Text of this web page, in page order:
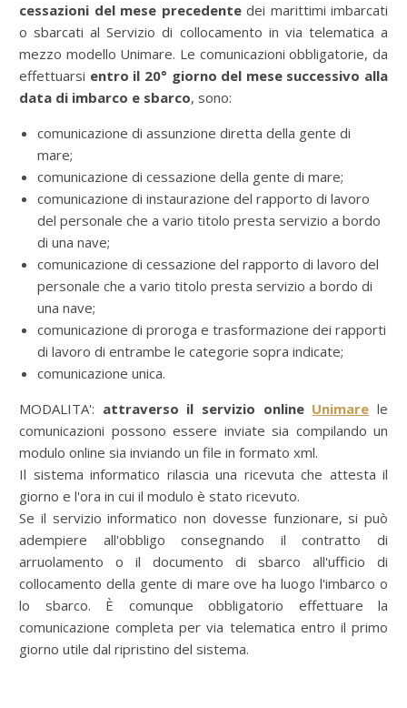
cessazioni del mese precedentedei marittimi imbarcati
o sbarcati al Servizio di collocamento in via telematica a
mezzo modello Unimare. Le comunicazioni obbligatorie, da
effettuarsi entro il 20° giorno del mese successivo alla
data di imbarco e sbarco, sono:
comunicazione di assunzione diretta della gente di
mare;
comunicazione di cessazione della gente di mare;
comunicazione di instaurazione del rapporto di lavoro
del personale che a vario titolo presta servizio a bordo
di una nave;
comunicazione di cessazione del rapporto di lavoro del
personale che a vario titolo presta servizio a bordo di
una nave;
comunicazione di proroga e trasformazione dei rapporti
di lavoro di entrambe le categorie sopra indicate;
comunicazione unica.
MODALITA': attraverso il servizio online Unimare le
comunicazioni possono essere inviate sia compilando un
modulo online sia inviando un file in formato xml.
Il sistema informatico rilascia una ricevuta che attesta il
giorno e l'ora in cui il modulo è stato ricevuto.
Se il servizio informatico non dovesse funzionare, si può
adempiere all'obbligo consegnando il contratto di
arruolamento o il documento di sbarco all'ufficio di
collocamento della gente di mare ove ha luogo l'imbarco o
lo sbarco. È comunque obbligatorio effettuare la
comunicazione completa per via telematica entro il primo
giorno utile dal ripristino del sistema.